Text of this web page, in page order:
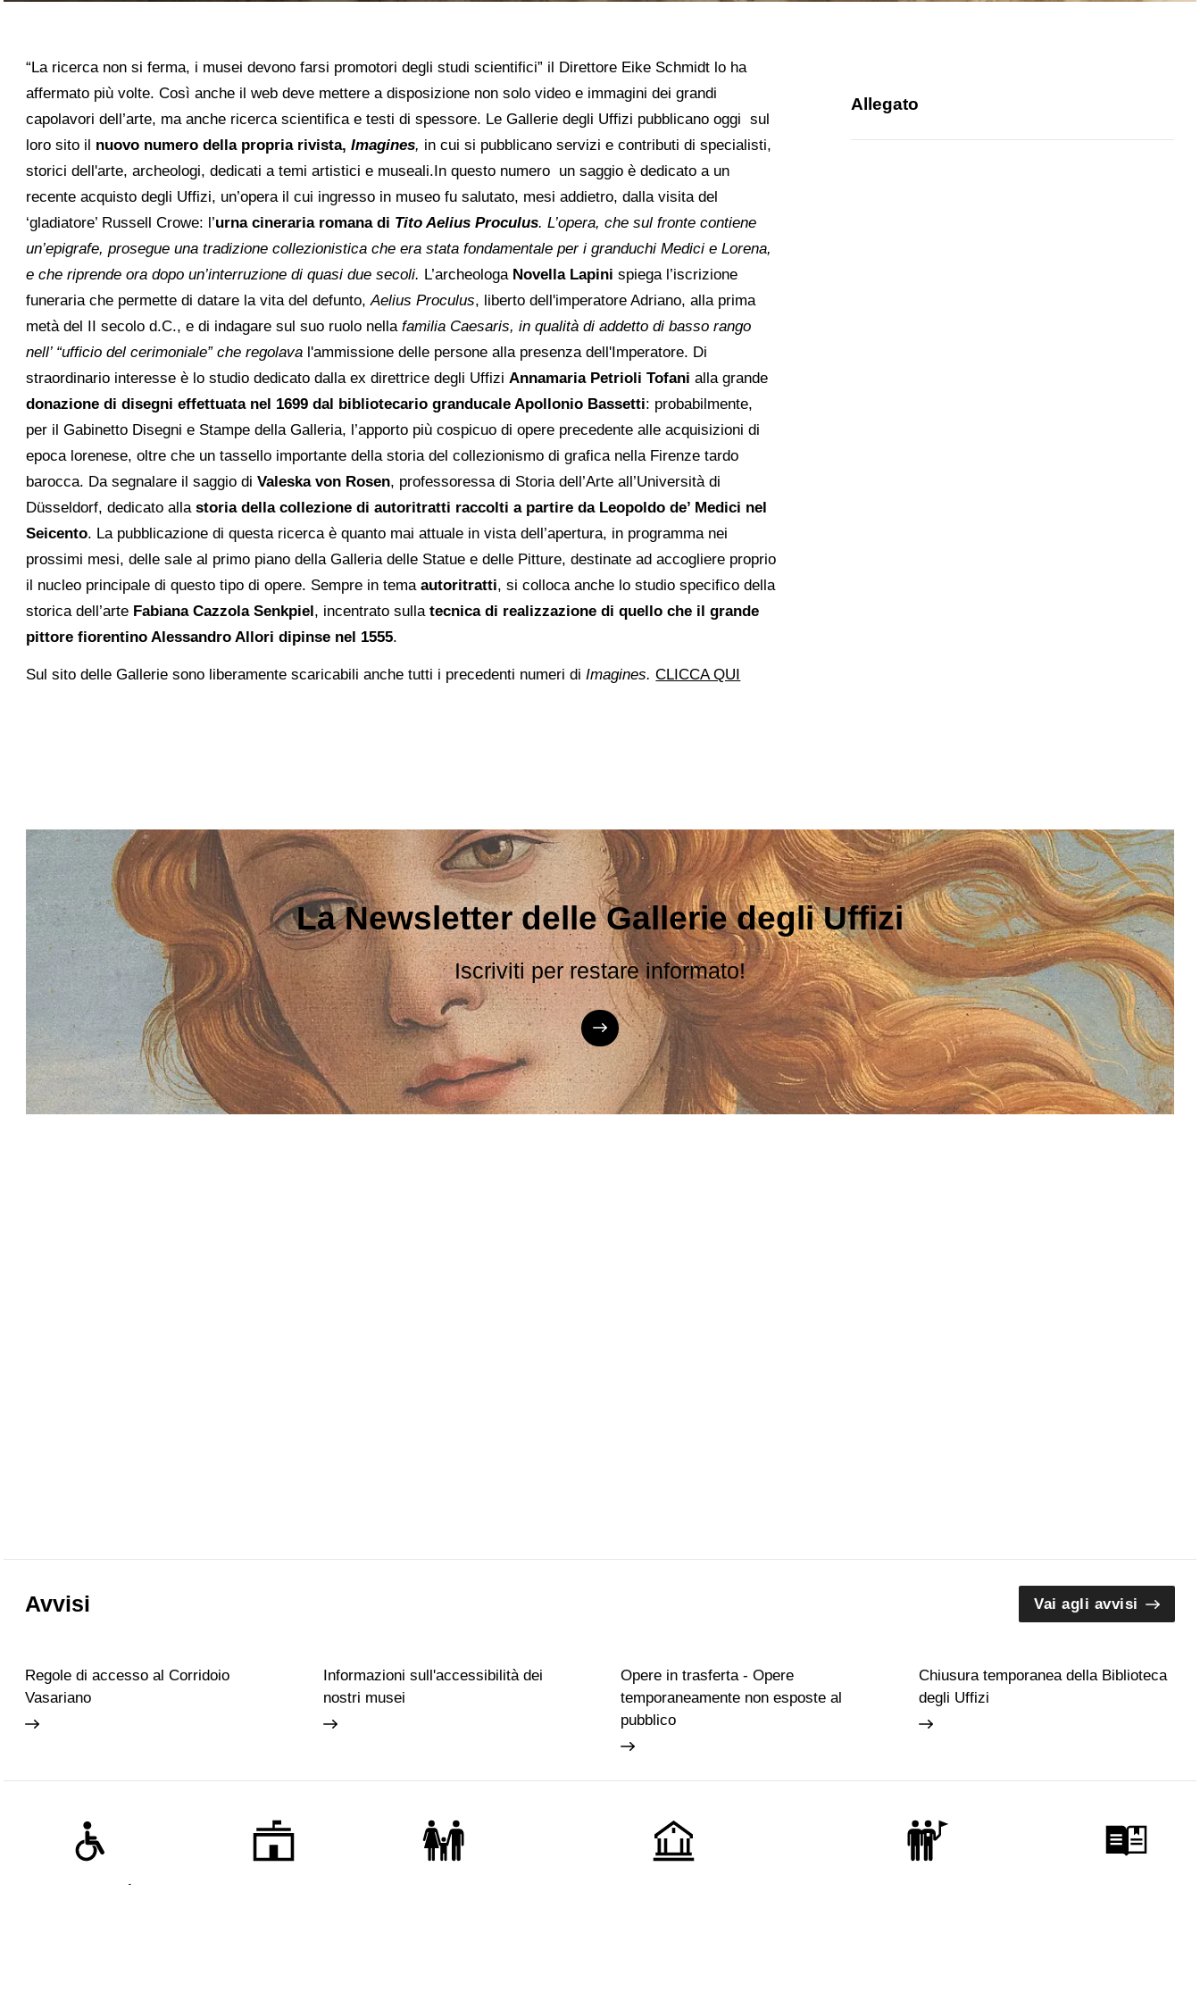
“La ricerca non si ferma, i musei devono farsi promotori degli studi scientifici” il Direttore Eike Schmidt lo ha
affermato più volte. Così anche il web deve mettere a disposizione non solo video e immagini dei grandi
capolavori dell’arte, ma anche ricerca scientifica e testi di spessore. Le Gallerie degli Uffizi pubblicano oggi sul
loro sito il nuovo numero della propria rivista,Imagines, in cui si pubblicano servizi e contributi di specialisti,
storici dell'arte, archeologi, dedicati a temi artistici e museali.In questo numero un saggio è dedicato a un
recente acquisto degli Uffizi, un’opera il cui ingresso in museo fu salutato, mesi addietro, dalla visita del
‘gladiatore’ Russell Crowe: l’urna cineraria romana di Tito Aelius Proculus. L’opera, che sul fronte contiene
un’epigrafe, prosegue una tradizione collezionistica che era stata fondamentale per i granduchi Medici e Lorena,
e che riprende ora dopo un’interruzione di quasi due secoli. L’archeologa Novella Lapini spiega l’iscrizione
funeraria che permette di datare la vita del defunto,Aelius Proculus, liberto dell'imperatore Adriano, alla prima
metà del II secolo d.C., e di indagare sul suo ruolo nellafamilia Caesaris, in qualità di addetto di basso rango
nell’ “ufficio del cerimoniale” che regolava l'ammissione delle persone alla presenza dell'Imperatore. Di
straordinario interesse è lo studio dedicato dalla ex direttrice degli UffiziAnnamaria Petrioli Tofani alla grande
donazione di disegni effettuata nel 1699 dal bibliotecario granducale Apollonio Bassetti: probabilmente,
per il Gabinetto Disegni e Stampe della Galleria, l’apporto più cospicuo di opere precedente alle acquisizioni di
epoca lorenese, oltre che un tassello importante della storia del collezionismo di grafica nella Firenze tardo
barocca. Da segnalare il saggio diValeska von Rosen, professoressa di Storia dell’Arte all’Università di
Düsseldorf, dedicato allastoria della collezione di autoritratti raccolti a partire da Leopoldo de’ Medici nel
Seicento. La pubblicazione di questa ricerca è quanto mai attuale in vista dell’apertura, in programma nei
prossimi mesi, delle sale al primo piano della Galleria delle Statue e delle Pitture, destinate ad accogliere proprio
il nucleo principale di questo tipo di opere. Sempre in temaautoritratti, si colloca anche lo studio specifico della
storica dell’arte Fabiana Cazzola Senkpiel, incentrato sullatecnica di realizzazione di quello che il grande
pittore fiorentino Alessandro Allori dipinse nel 1555.
Sul sito delle Gallerie sono liberamente scaricabili anche tutti i precedenti numeri di Imagines.CLICCA QUI
Allegato
La Newsletter delle Gallerie degli Uffizi
Iscriviti per restare informato!
Avvisi Vai agli avvisi
Regole di accesso al Corridoio
Vasariano
Informazioni sull'accessibilità dei
nostri musei
Opere in trasferta - Opere
temporaneamente non esposte al
pubblico
Chiusura temporanea della Biblioteca
degli Uffizi
Accessibilità